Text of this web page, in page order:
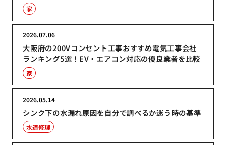
家
大阪府の200Vコンセント工事おすすめ電気工事会社
ランキング5選！EV・エアコン対応の優良業者を比較
2026.07.06
家
シンク下の水漏れ原因を自分で調べるか迷う時の基準
2026.05.14
水道修理